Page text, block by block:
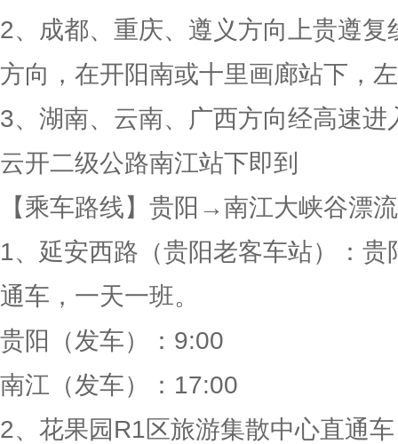
2、成都、重庆、遵义方向上贵遵
方向，在开阳南或十里画廊站下，
3、湖南、云南、广西方向经高速
云开二级公路南江站下即到
【乘车路线】贵阳→南江大峡谷漂流
1、延安西路（贵阳老客车站）：
通车，一天一班。
贵阳（发车）：9:00
南江（发车）：17:00
2、花果园R1区旅游集散中心直通